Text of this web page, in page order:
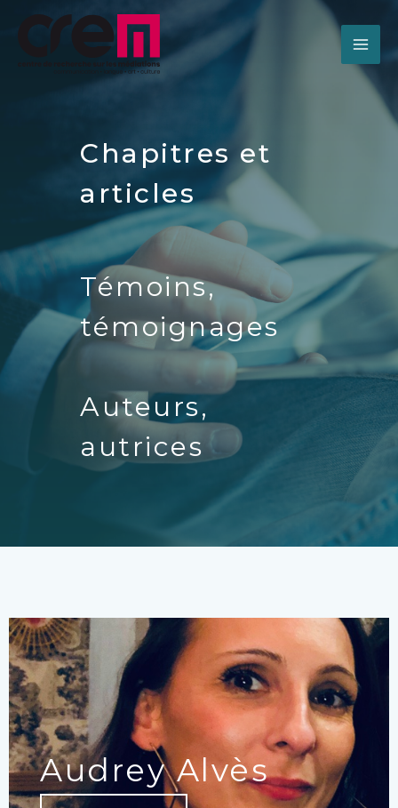
Chapitres et
articles
Témoins,
témoignages
Auteurs,
autrices
Audrey Alvès